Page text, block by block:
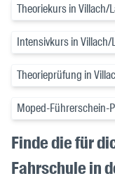
Theoriekurs in Villach/
Intensivkurs in Villach/
Theorieprüfung in
Moped-Führerschein-
Finde die für
Fahrschule in